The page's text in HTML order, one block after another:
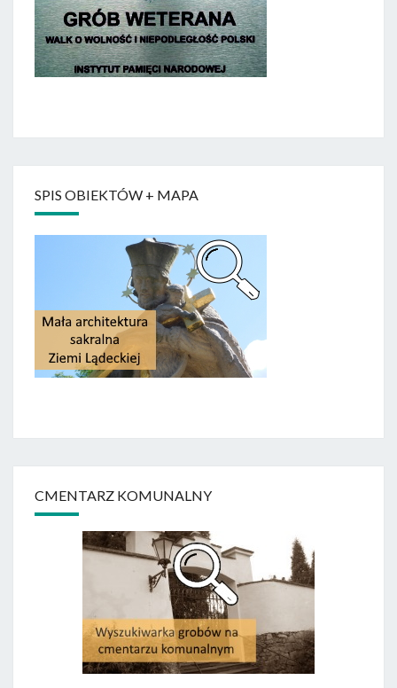
SPIS OBIEKTÓW + MAPA
CMENTARZ KOMUNALNY